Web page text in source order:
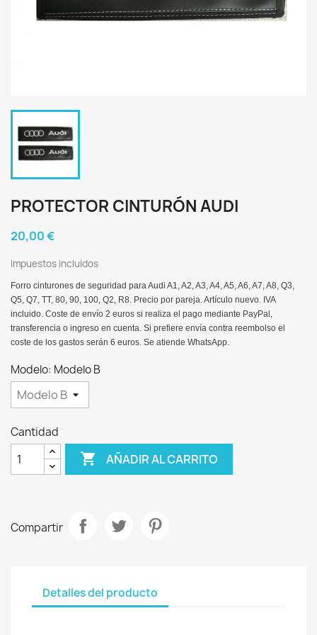
PROTECTOR CINTURÓN AUDI
20,00 €
Impuestos incluidos
Forro cinturones de seguridad para Audi A1, A2, A3, A4, A5, A6, A7, A8, Q3,
Q5, Q7, TT, 80, 90, 100, Q2, R8. Precio por pareja. Artículo nuevo. IVA
incluido. Coste de envío 2 euros si realiza el pago mediante PayPal,
transferencia o ingreso en cuenta. Si prefiere envía contra reembolso el
coste de los gastos serán 6 euros. Se atiende WhatsApp.
Modelo: Modelo B
Cantidad
 AÑADIR AL CARRITO
Compartir
Detalles del producto